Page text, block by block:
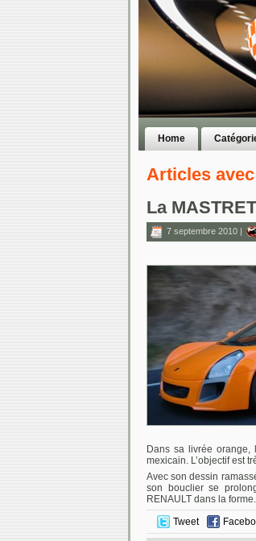
Home
Articles avec
La
7 septembre 2010 |
Dans sa livrée orange,
mexicain. L’objectif est
Avec son dessin
son bouclier se
RENAULT dans la
Tweet